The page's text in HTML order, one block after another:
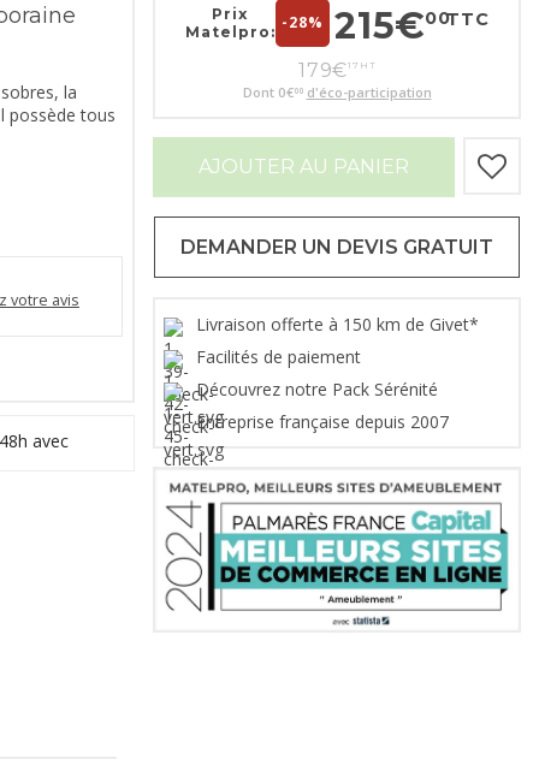
la
possède tous
votre avis
avec
Prix
Matelpro: -28% 215€00TTC
179€17 HT
Dont 0€00 d'éco-participation
AJOUTER AU PANIER
DEMANDER UN DEVIS GRATUIT
Livraison offerte à 150 km de Givet*
Facilités de paiement
Découvrez notre Pack Sérénité
Entreprise française depuis 2007